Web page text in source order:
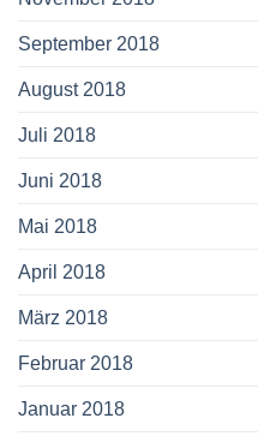
September 2018
August 2018
Juli 2018
Juni 2018
Mai 2018
April 2018
März 2018
Februar 2018
Januar 2018